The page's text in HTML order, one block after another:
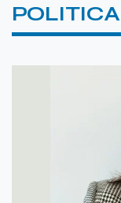
POLITICA